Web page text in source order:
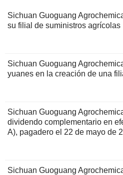
Sichuan Guoguang
su filial de suministros agrícolas
Sichuan Guoguang
yuanes en la creación de una
Sichuan Guoguang
dividendo complementario en
A), pagadero el 22 de mayo de
Sichuan Guoguang